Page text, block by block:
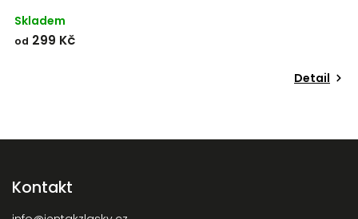
Skladem
od 299 Kč
Detail
Kontakt